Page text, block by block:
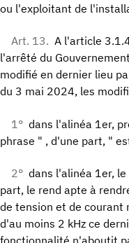
ou l'exploitant de
Art. 13. A l'article
l'arrêté du
modifié en dernier lieu
du 3 mai 2024, les
1° dans l'alinéa 1er,
phrase " , d'une part, "
2° dans l'alinéa 1er,
part, le rend apte à
de tension et de courant
d'au moins 2 kHz ce
fonctionnalité n'aboutit